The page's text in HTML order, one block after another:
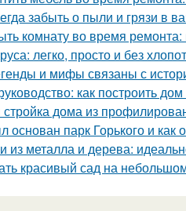
забыть о пыли и грязи в
комнату во время
легко, просто и без хлопот
и мифы связаны с
как построить
дома из
основан парк Горького и как
из металла и дерева:
красивый сад на